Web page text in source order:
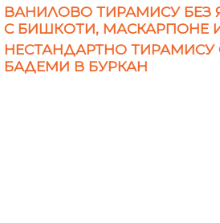
ВАНИЛОВО ТИРАМИСУ БЕЗ
С БИШКОТИ, МАСКАРПОНЕ
НЕСТАНДАРТНО ТИРАМИСУ
БАДЕМИ В БУРКАН